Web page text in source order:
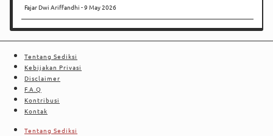
Fajar Dwi Ariffandhi 9 May 2026
Tentang Sediksi
Kebijakan Privasi
Disclaimer
F.A.Q
Kontribusi
Kontak
Tentang Sediksi